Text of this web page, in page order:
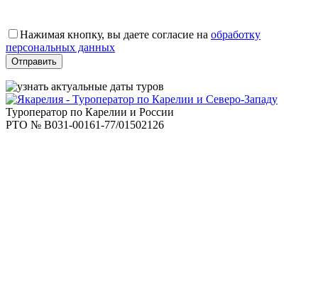
это
поле
пустым.
Нажимая кнопку, вы даете согласие на обработку
персональных данных
Туроператор по Карелии и России
РТО № В031-00161-77/01502126